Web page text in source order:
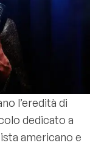
l’eredità di
dedicato a
americano e